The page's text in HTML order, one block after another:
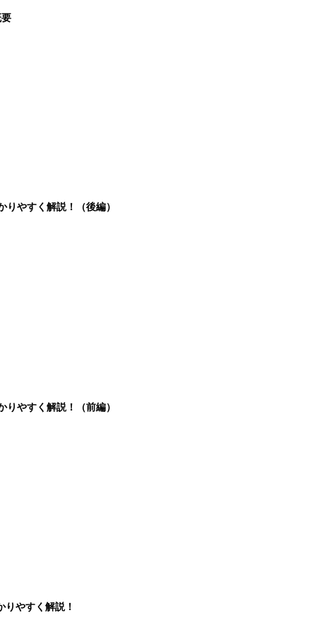
りやすく解説！（後編）
りやすく解説！（前編）
りやすく解説！